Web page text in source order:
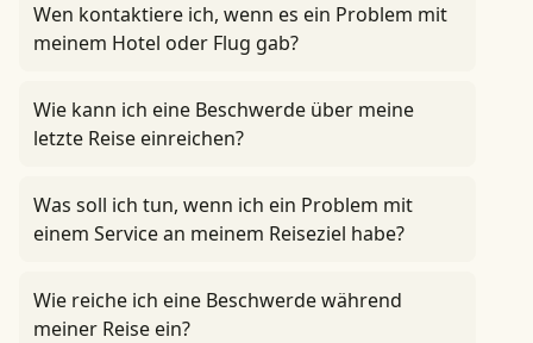
Wen kontaktiere ich, wenn es ein Problem mit
meinem Hotel oder Flug gab?
Wie kann ich eine Beschwerde über meine
letzte Reise einreichen?
Was soll ich tun, wenn ich ein Problem mit
einem Service an meinem Reiseziel habe?
Wie reiche ich eine Beschwerde während
meiner Reise ein?